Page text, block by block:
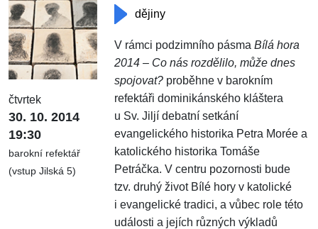
čtvrtek
30. 10. 2014
19:30
barokní refektář
(vstup Jilská 5)
dějiny
V rámci podzimního pásmaBílá hora
2014 – Co nás rozdělilo, může dnes
spojovat? proběhne v barokním
refektáři dominikánského kláštera
u Sv. Jiljí debatní setkání
evangelického historika Petra Morée a
katolického historika Tomáše
Petráčka. V centru pozornosti bude
tzv. druhý život Bílé hory v katolické
i evangelické tradici, a vůbec role této
události a jejích různých výkladů